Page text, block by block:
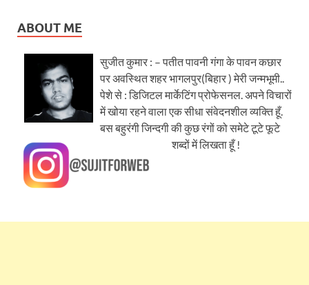
ABOUT ME
सुजीत कुमार : – पतीत पावनी गंगा के पावन कछार
पर अवस्थित शहर भागलपुर(बिहार ) मेरी जन्मभूमी..
पेशे से : डिजिटल मार्केटिंग प्रोफेसनल. अपने विचारों
में खोया रहने वाला एक सीधा संवेदनशील व्यक्ति हूँ.
बस बहुरंगी जिन्दगी की कुछ रंगों को समेटे टूटे फूटे
शब्दों में लिखता हूँ !